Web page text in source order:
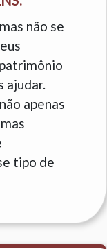
não se
ajudar.
apenas
tipo de